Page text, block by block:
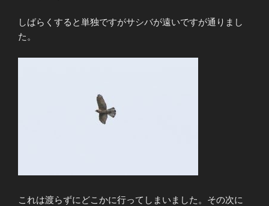
しばらくすると単独ですがサシバが遠いですが通りまし
た。
これは渡らずにどこかに行ってしまいました。その次に